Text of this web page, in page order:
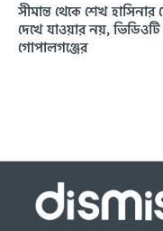
সীমান্ত থেকে শেখ হাসিনার
দেখে যাওয়ার নয়, ভিডিওটি
গোপালগঞ্জের